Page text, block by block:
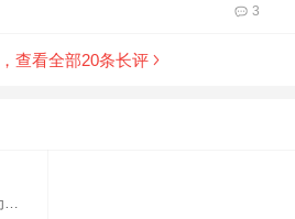
每一个故事的基调，小孩、飞行员、牧民
画不细腻让人并没有太多泪点，看完电影
的的电影，但它其实没有做到。
感谢张国荣的精彩表演然后说一下他导的
遗憾的这可能是为了观众着想怕大家膀胱
的不错说真的陈导不应该拍成这样拿出来
他们太优秀了真不是你烂
3
查看全部20条长评